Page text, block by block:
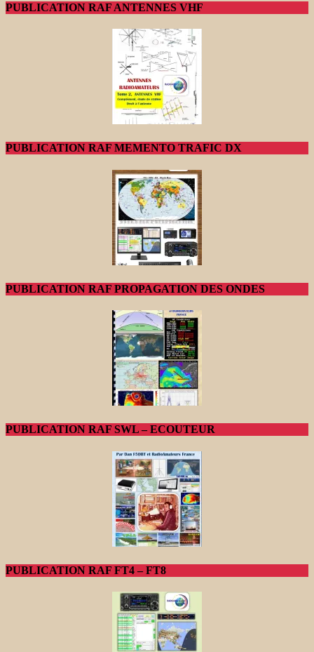
PUBLICATION RAF ANTENNES VHF
PUBLICATION RAF MEMENTO TRAFIC DX
PUBLICATION RAF PROPAGATION DES ONDES
PUBLICATION RAF SWL – ECOUTEUR
PUBLICATION RAF FT4 – FT8